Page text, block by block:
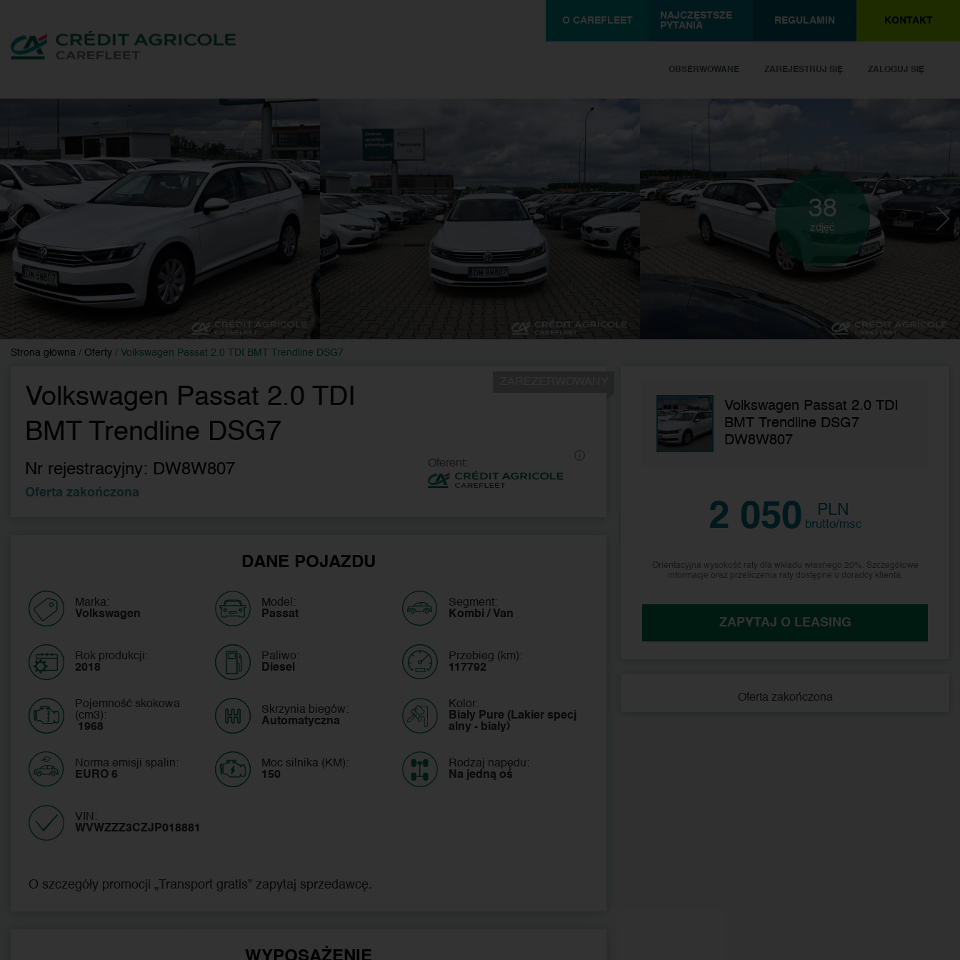
O CAREFLEET
NAJCZĘSTSZE
PYTANIA
REGULAMIN KONTAKT
OBSERWOWANE ZAREJESTRUJ SIĘ ZALOGUJ SIĘ
38
zdjęć
Strona główna / Oferty / Volkswagen Passat 2.0 TDI BMT Trendline DSG7
Volkswagen Passat 2.0 TDI
BMT Trendline DSG7
DW8W807
2 050 PLN
brutto/msc
Orientacyjna wysokość raty dla wkładu własnego 20%. Szczegółowe
informacje oraz przeliczenia raty dostępne u doradcy klienta.
ZAPYTAJ O LEASING
Oferta zakończona
Volkswagen Passat 2.0 TDI
BMT Trendline DSG7
Nr rejestracyjny: DW8W807
Oferta zakończona
Oferent:
DANE POJAZDU
Marka:
Volkswagen
Model:
Passat
Segment:
Kombi / Van
Rok produkcji:
2018
Paliwo:
Diesel
Przebieg (km):
117792
Pojemność skokowa
(cm3):
1968
Skrzynia biegów:
Automatyczna
Kolor:
Biały Pure (Lakier specj
alny - biały)
Norma emisji spalin:
EURO 6
Moc silnika (KM):
150
Rodzaj napędu:
Na jedną oś
VIN:
WVWZZZ3CZJP018881
O szczegóły promocji „Transport gratis” zapytaj sprzedawcę.